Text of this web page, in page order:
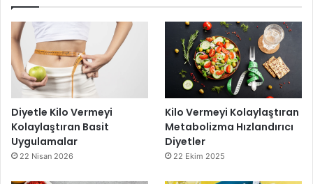
Diyetle Kilo Vermeyi
Kolaylaştıran Basit
Uygulamalar
22 Nisan 2026
Kilo Vermeyi Kolaylaştıran
Metabolizma Hızlandırıcı
Diyetler
22 Ekim 2025